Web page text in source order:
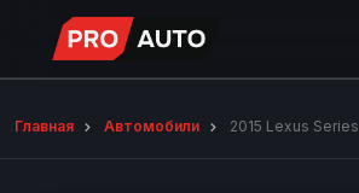
Главная Автомобили 2015 Lexus Series